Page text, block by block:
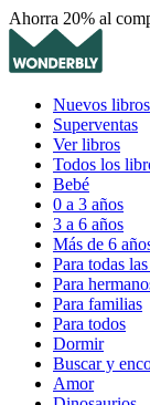
Ahorra 20% al
Nuevos libros
Superventas
Ver libros
Todos los
Bebé
0 a 3 años
3 a 6 años
Más de 6
Para todas
Para
Para familias
Para todos
Dormir
Buscar y
Amor